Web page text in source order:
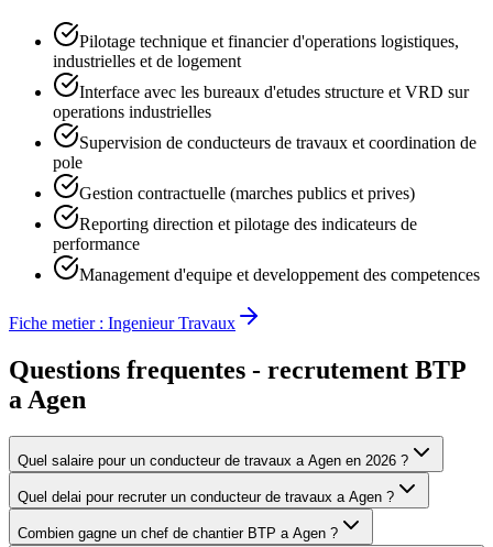
Pilotage technique et financier d'operations logistiques,
industrielles et de logement
Interface avec les bureaux d'etudes structure et VRD sur
operations industrielles
Supervision de conducteurs de travaux et coordination de
pole
Gestion contractuelle (marches publics et prives)
Reporting direction et pilotage des indicateurs de
performance
Management d'equipe et developpement des competences
Fiche metier : Ingenieur Travaux
Questions frequentes - recrutement BTP
a Agen
Quel salaire pour un conducteur de travaux a Agen en 2026 ?
Quel delai pour recruter un conducteur de travaux a Agen ?
Combien gagne un chef de chantier BTP a Agen ?